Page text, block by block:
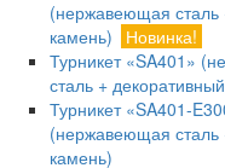
(нержавеющая сталь
камень)
Новинка!
Турникет «SA401»
сталь +
Турникет «SA401-
(нержавеющая сталь
камень)